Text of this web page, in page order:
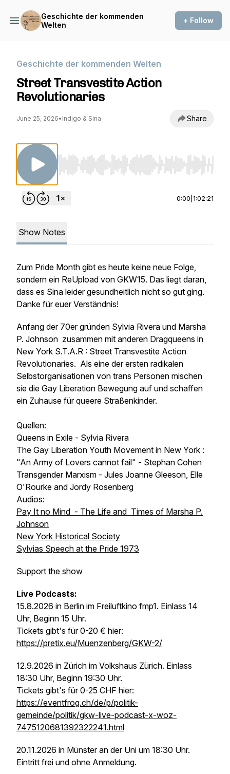
Geschichte der kommenden
Welten
+ Follow
Geschichte der kommenden Welten
Street Transvestite Action
Revolutionaries
June 25, 2026• Indigo & Sina Share
Use Left/Right to seek, Home/End to jump
0:00 1:02:21
Show Notes
Zum Pride Month gibt es heute keine neue Folge,
sondern ein ReUpload von GKW15. Das liegt daran,
dass es Sina leider gesundheitlich nicht so gut ging.
Danke für euer Verständnis!
Anfang der 70er gründen Sylvia Rivera und Marsha
P. Johnson zusammen mit anderen Dragqueens in
New York S.T.A.R : Street Transvestite Action
Revolutionaries. Als eine der ersten radikalen
Selbstorganisationen von trans Personen mischen
sie die Gay Liberation Bewegung auf und schaffen
ein Zuhause für queere Straßenkinder.
Quellen:
Queens in Exile - Sylvia Rivera
The Gay Liberation Youth Movement in New York :
"An Army of Lovers cannot fail" - Stephan Cohen
Transgender Marxism - Jules Joanne Gleeson, Elle
O'Rourke and Jordy Rosenberg
Audios:
Pay It no Mind - The Life and Times of Marsha P.
Johnson
New York Historical Society
Sylvias Speech at the Pride 1973
Support the show
Live Podcasts:
15.8.2026 in Berlin im Freiluftkino fmp1. Einlass 14
Uhr, Beginn 15 Uhr.
Tickets gibt's für 0-20 € hier:
https://pretix.eu/Muenzenberg/GKW-2/
12.9.2026 in Zürich im Volkshaus Zürich. Einlass
18:30 Uhr, Beginn 19:30 Uhr.
Tickets gibt's für 0-25 CHF hier:
https://eventfrog.ch/de/p/politik-
gemeinde/politik/gkw-live-podcast-x-woz-
7475120681392322241.html
20.11.2026 in Münster an der Uni um 18:30 Uhr.
Eintritt frei und ohne Anmeldung.